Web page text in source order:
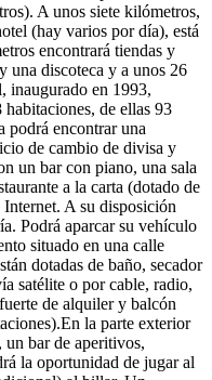
A unos siete kilómetros,
(hay varios por día), está
encontrará tiendas y
una discoteca y a unos 26
inaugurado en 1993,
de ellas 93
podrá encontrar una
de cambio de divisa y
un bar con piano, una sala
a la carta (dotado de
A su disposición
Podrá aparcar su vehículo
situado en una calle
dotadas de baño, secador
satélite o por cable, radio,
de alquiler y balcón
la parte exterior
bar de aperitivos,
la oportunidad de jugar al